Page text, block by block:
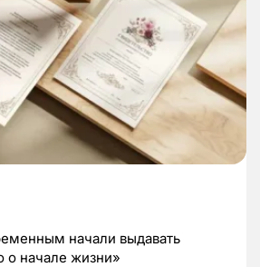
начали выдавать
о начале жизни»